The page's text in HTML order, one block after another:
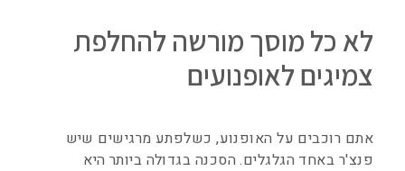
לא כל מוסך מורשה להחלפת
צמיגים לאופנועים
אתם רוכבים על האופנוע, כשלפתע מרגישים שיש
פנצ'ר באחד הגלגלים. הסכנה בגדולה ביותר היא